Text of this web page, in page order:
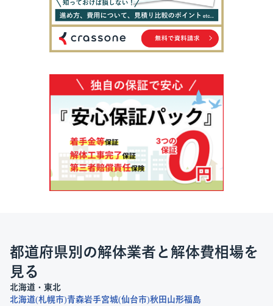
都道府県別の解体業者と解体費相場を
見る
北海道・東北
北海道 札幌市 青森岩手宮城 仙台市 秋田 山形福島